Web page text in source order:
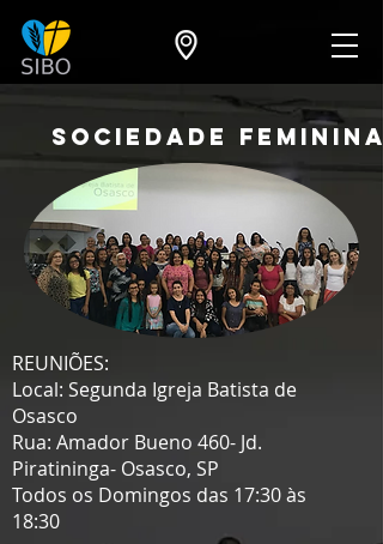
SOCIEDADE FEMININA
REUNIÕES:
Local: Segunda Igreja Batista de
Osasco
Rua: Amador Bueno 460- Jd.
Piratininga- Osasco, SP
Todos os Domingos das 17:30 às
18:30